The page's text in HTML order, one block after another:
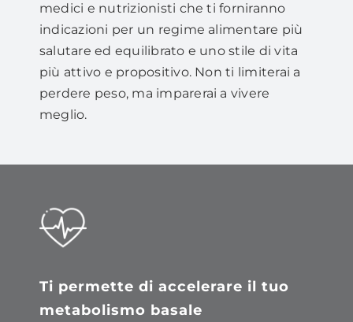
medici e nutrizionisti che ti forniranno
indicazioni per un regime alimentare più
salutare ed equilibrato e uno stile di vita
più attivo e propositivo. Non ti limiterai a
perdere peso, ma imparerai a vivere
meglio.
Ti permette di accelerare il tuo
metabolismo basale